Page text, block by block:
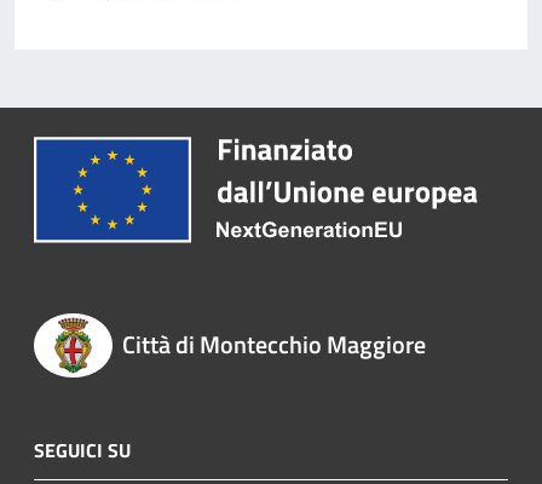
Città di Montecchio Maggiore
SEGUICI SU